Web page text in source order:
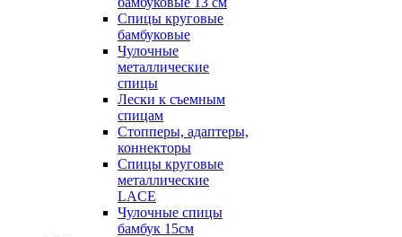
Спицы круговые
бамбуковые
Чулочные
металлические
спицы
Лески к съемным
спицам
Стопперы, адаптеры,
коннекторы
Спицы круговые
металлические
LACE
Чулочные спицы
бамбук 15см